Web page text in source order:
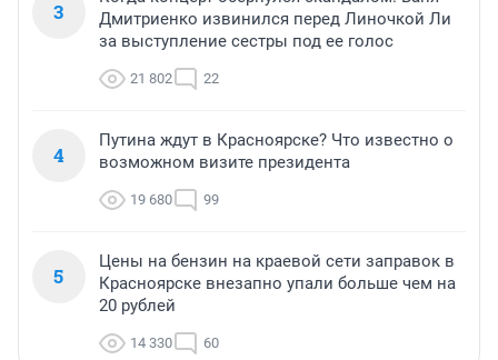
3
Дмитриенко извинился перед Линочкой Ли
за выступление сестры под ее голос
21 802 22
4
Путина ждут в Красноярске? Что известно о
возможном визите президента
19 680 99
5
Цены на бензин на краевой сети заправок в
Красноярске внезапно упали больше чем на
20 рублей
14 330 60